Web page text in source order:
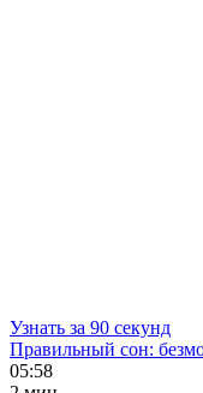
Узнать за 90 секунд
Правильный сон:
05:58